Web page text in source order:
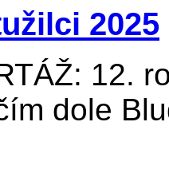
2025
12.
dole